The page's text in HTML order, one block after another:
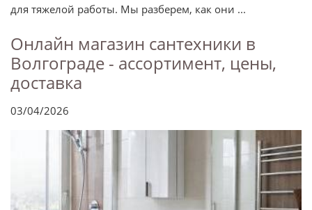
для тяжелой работы. Мы разберем, как они ...
Онлайн магазин сантехники в
Волгограде - ассортимент, цены,
доставка
03/04/2026